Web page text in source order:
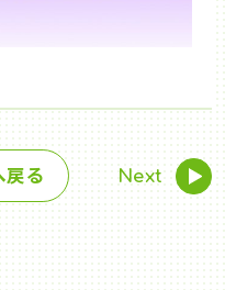
戻る Next